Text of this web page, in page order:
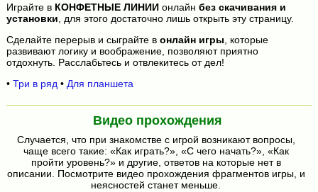
Играйте в КОНФЕТНЫЕ ЛИНИИонлайн без скачивания и
установки , для этого достаточно лишь открыть эту страницу.
Сделайте перерыв и сыграйте в онлайн игры , которые
развивают логику и воображение, позволяют приятно
отдохнуть. Расслабьтесь и отвлекитесь от дел!
• Три в ряд• Для планшета
Видео прохождения
Случается, что при знакомстве с игрой возникают вопросы,
чаще всего такие: «Как играть?», «С чего начать?», «Как
пройти уровень?» и другие, ответов на которые нет в
описании. Посмотрите видео прохождения фрагментов игры, и
неясностей станет меньше.